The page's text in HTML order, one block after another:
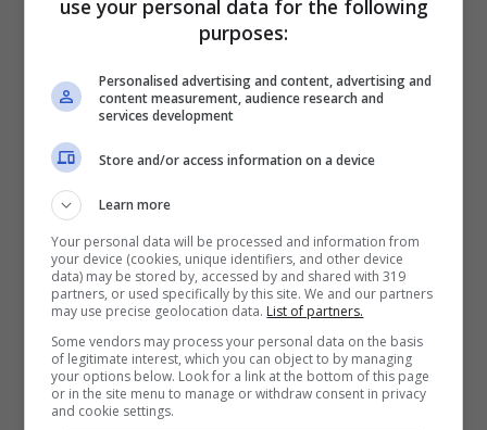
L’allenatore ha preso il comando della
era in pienazona playoff(quinto posto).
Posizione che dopo23
Rooneyha compromesso, facendo
scivolare la squadra al ventesimo posto e a
+6dalla zona retrocessione.
Dopo l‘ufficialità della separazione lavorativa
con ilBirmingham,Rooneyha commentato
in modo polemico il suo addio dagli Blues.
L’ex Manchester United, tramite il proprio
use your personal data for the following
purposes:
Personalised advertising and content, advertising and
content measurement, audience research and
services development
Store and/or access information on a device
Learn more
Your personal data will be processed and information from
your device (cookies, unique identifiers, and other device
data) may be stored by, accessed by and shared with 319
partners, or used specifically by this site. We and our partners
may use precise geolocation data. List of partners.
Some vendors may process your personal data on the basis
of legitimate interest, which you can object to by managing
your options below. Look for a link at the bottom of this page
or in the site menu to manage or withdraw consent in privacy
and cookie settings.